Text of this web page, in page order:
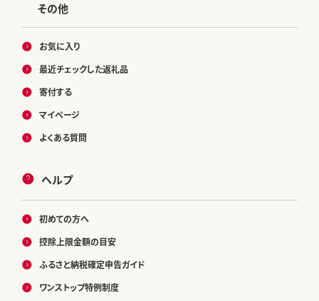
その他
お気に入り
最近チェックした返礼品
寄付する
マイページ
よくある質問
ヘルプ
初めての方へ
控除上限金額の目安
ふるさと納税確定申告ガイド
ワンストップ特例制度